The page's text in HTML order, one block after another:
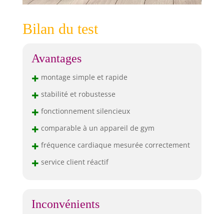
Bilan du test
Avantages
+ montage simple et rapide
+ stabilité et robustesse
+ fonctionnement silencieux
+ comparable à un appareil de gym
+ fréquence cardiaque mesurée correctement
+ service client réactif
Inconvénients